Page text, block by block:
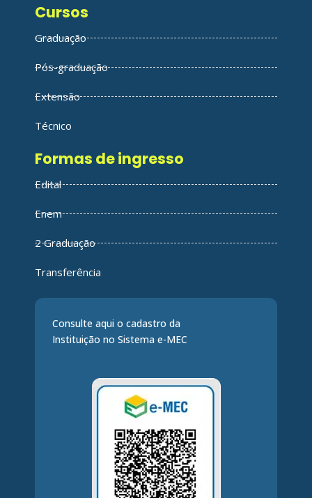
Cursos
Graduação
Pós-graduação
Extensão
Técnico
Formas de ingresso
Edital
Enem
2 Graduação
Transferência
Consulte aqui o cadastro da
Instituição no Sistema e-MEC